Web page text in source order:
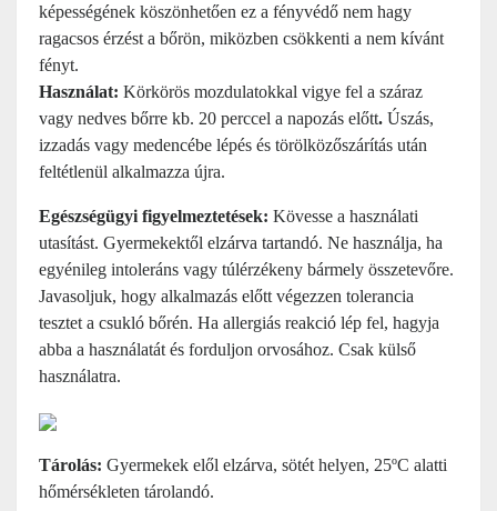
képességének köszönhetően ez a fényvédő nem hagy
ragacsos érzést a bőrön, miközben csökkenti a nem kívánt
fényt.
Használat: Körkörös mozdulatokkal vigye fel a száraz
vagy nedves bőrre kb. 20 perccel a napozás előtt. Úszás,
izzadás vagy medencébe lépés és törölközőszárítás után
feltétlenül alkalmazza újra.
Egészségügyi figyelmeztetések: Kövesse a használati
utasítást. Gyermekektől elzárva tartandó. Ne használja, ha
egyénileg intoleráns vagy túlérzékeny bármely összetevőre.
Javasoljuk, hogy alkalmazás előtt végezzen tolerancia
tesztet a csukló bőrén. Ha allergiás reakció lép fel, hagyja
abba a használatát és forduljon orvosához. Csak külső
használatra.
Tárolás: Gyermekek elől elzárva, sötét helyen, 25ºC alatti
hőmérsékleten tárolandó.